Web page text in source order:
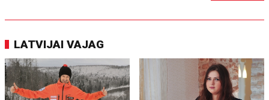
LATVIJAI VAJAG